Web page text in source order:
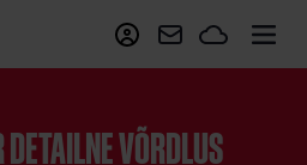
Minu ZoneWebmail
VÕRDLUS